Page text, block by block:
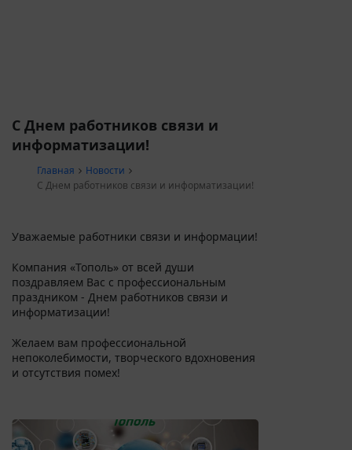
С Днем работников связи и
информатизации!
Главная
Новости
С Днем работников связи и информатизации!
Уважаемые работники связи и информации!
Компания «Тополь» от всей души
поздравляем Вас с профессиональным
праздником - Днем работников связи и
информатизации!
Желаем вам профессиональной
непоколебимости, творческого вдохновения
и отсутствия помех!